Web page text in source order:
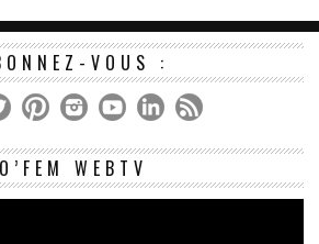
VOUS :
O’FEM WEBTV